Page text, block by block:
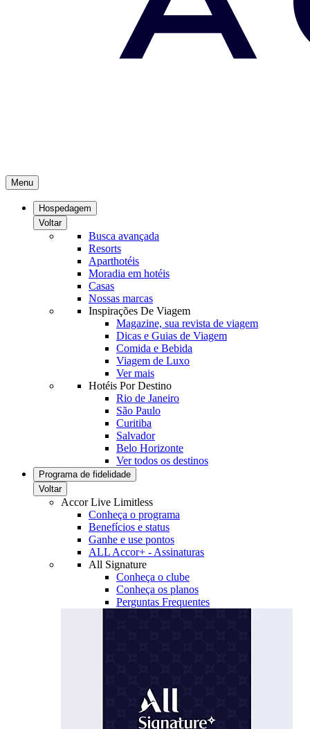
Menu
Hospedagem
Voltar
Busca avançada
Resorts
Aparthotéis
Moradia em hotéis
Casas
Nossas marcas
Inspirações De Viagem
Magazine, sua revista de viagem
Dicas e Guias de Viagem
Comida e Bebida
Viagem de Luxo
Ver mais
Hotéis Por Destino
Rio de Janeiro
São Paulo
Curitiba
Salvador
Belo Horizonte
Ver todos os destinos
Programa de fidelidade
Voltar
Accor Live Limitless
Conheça o programa
Benefícios e status
Ganhe e use pontos
ALL Accor+ - Assinaturas
All Signature
Conheça o clube
Conheça os planos
Perguntas Frequentes